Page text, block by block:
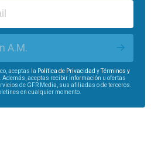
A.M.
aceptas la Política de Privacidad yTérminos y
Además, aceptas recibir información u ofertas
de GFR Media, sus afiliadas o de terceros.
en cualquier momento.